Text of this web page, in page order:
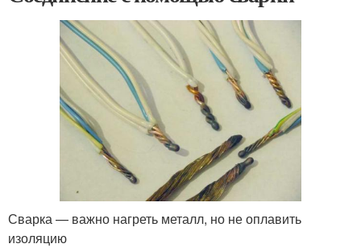
Сварка — важно нагреть металл, но не оплавить
изоляцию